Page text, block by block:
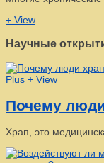
+ View
Научные
Plus + View
Почему
Храп, это